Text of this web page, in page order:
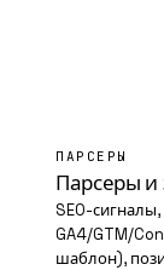
ПАРСЕРЫ
Парсеры
SEO-
GA4/GTM/
шаблон),